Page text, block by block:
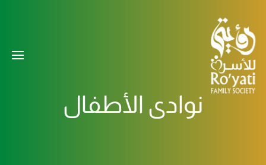
نوادي الأطفال